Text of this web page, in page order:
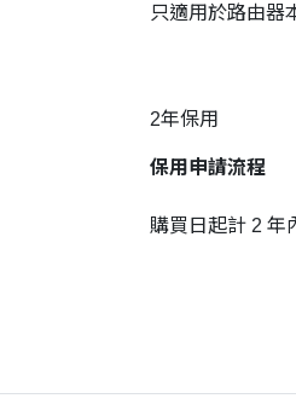
只適用於路由器
2年保用
保用申請流程
購買日起計 2 年